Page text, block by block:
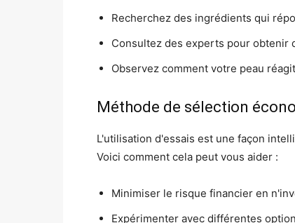
Recherchez des ingrédients qui
Consultez des experts pour obtenir
Observez comment votre peau
Méthode de sélection
L'utilisation d'essais est une façon
Voici comment cela peut vous aider :
Minimiser le risque financier en
Expérimenter avec différentes